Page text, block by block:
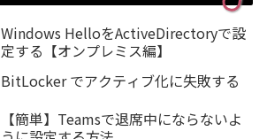
Windows HelloをActiveDirectoryで設
定する【オンプレミス編】
BitLocker でアクティブ化に失敗する
【簡単】Teamsで退席中にならないよ